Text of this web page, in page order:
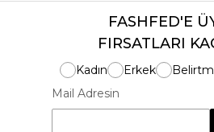
FASHFED'E
FIRSATLARI
Kadın Erkek
Mail Adresin